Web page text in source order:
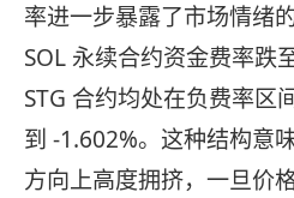
率进一步暴露了市场情绪
SOL 永续合约资金费率跌
STG 合约均处在负费率区
到 -1.602%。这种结构意
方向上高度拥挤，一旦价